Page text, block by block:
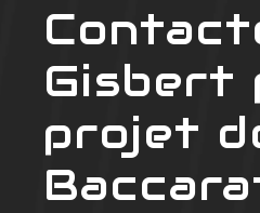
Gisbert
projet